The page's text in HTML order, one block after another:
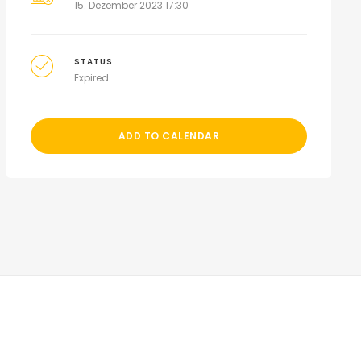
15. Dezember 2023 17:30
STATUS
Expired
ADD TO CALENDAR